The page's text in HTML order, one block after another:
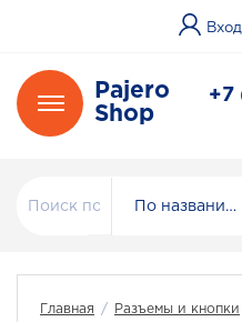
Вход
Pajero
Shop
+7
По названию
Главная / Разъемы и кнопки